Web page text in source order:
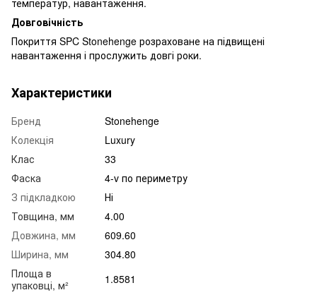
Довговічність
Покриття SPC Stonehenge розраховане на підвищені
навантаження і прослужить довгі роки.
Характеристики
Бренд
Stonehenge
Колекція
Luxury
Клас
33
Фаска
4-v по периметру
З підкладкою
Ні
Товщина, мм
4.00
Довжина, мм
609.60
Ширина, мм
304.80
Площа в
упаковці, м²
1.8581